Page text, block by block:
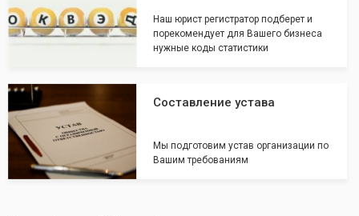
Наш юрист регистратор подберет и
порекомендует для Вашего бизнеса
нужные коды статистики
Составление устава
Мы подготовим устав организации по
Вашим требованиям